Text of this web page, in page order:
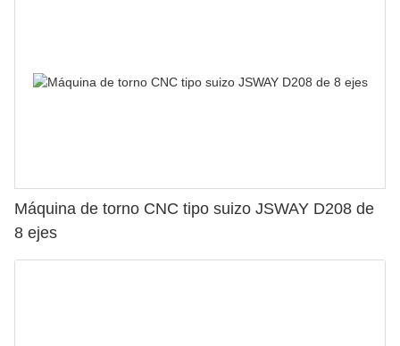
Máquina de torno CNC tipo suizo JSWAY D208 de
8 ejes